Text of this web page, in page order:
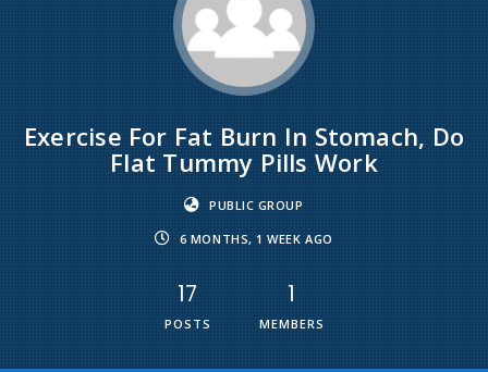
Exercise For Fat Burn In Stomach, Do
Flat Tummy Pills Work
PUBLIC GROUP
6 MONTHS, 1 WEEK AGO
17
POSTS
1
MEMBERS